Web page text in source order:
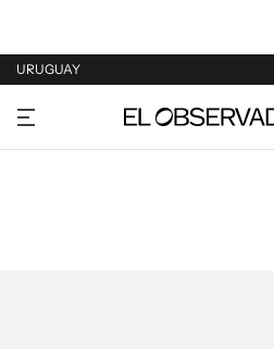
URUGUAY
URUGUAY
ARGENTINA